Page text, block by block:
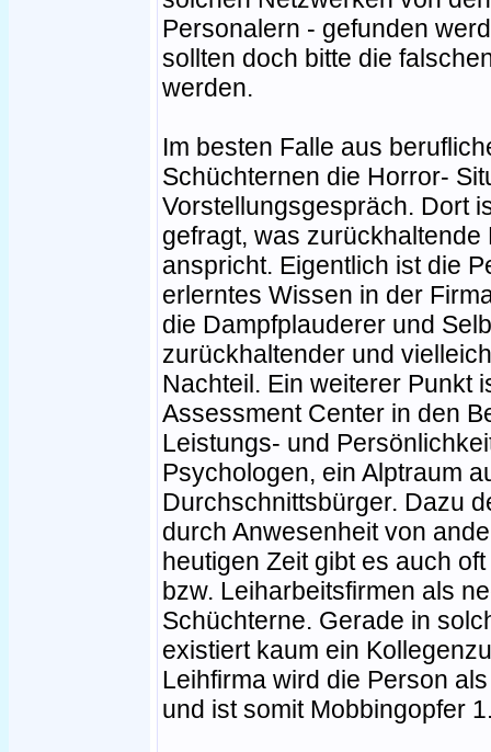
Personalern - gefunden
sollten doch bitte die
werden.
Im besten Falle aus
Schüchternen die Horror-
Vorstellungsgespräch. Dort
gefragt, was
anspricht. Eigentlich ist die
erlerntes Wissen in der
die Dampfplauderer und
zurückhaltender und
Nachteil. Ein weiterer Punkt
Assessment Center in den
Leistungs- und
Psychologen, ein Alptraum
Durchschnittsbürger. Dazu
durch Anwesenheit von
heutigen Zeit gibt es auch
bzw. Leiharbeitsfirmen als
Schüchterne. Gerade in
existiert kaum ein
Leihfirma wird die Person
und ist somit Mobbingopfer